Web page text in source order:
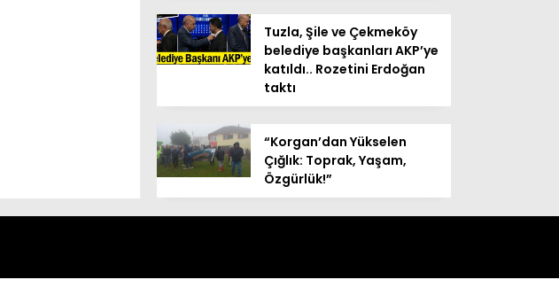
Tuzla, Şile ve Çekmeköy
belediye başkanları AKP’ye
katıldı.. Rozetini Erdoğan
taktı
“Korgan’dan Yükselen
Çığlık: Toprak, Yaşam,
Özgürlük!”